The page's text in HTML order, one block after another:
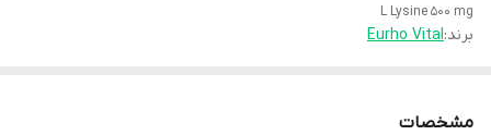
L Lysine 500 mg
برند:Eurho Vital
مشخصات